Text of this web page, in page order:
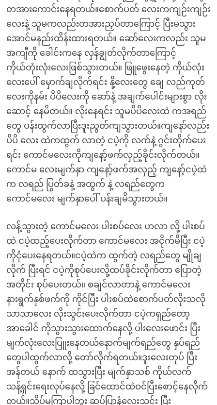
တအားကောင်းနေရတယ်။စောက်ပတ် လေးကကျဉ်းကျဉ်း
လေးနဲ့ သူမကလည်းတအားညှပ်တာကြောင့် ပြီးမသွား
အောင်မနည်းထိန်းထားရတယ်။ ဆော်လေးကလည်း သူမ
အကျီကို ခေါင်းကနေ လှန်ချွတ်လိုက်တာကြောင့်
ကိုယ်တုံးလုံးလေးဖြစ်သွားတယ်။ ဖြူဖွေးနေတဲ့ ကိုယ်လုံး
လေးပေါ် မှောက်ချလိုက်ရင်း နို့လေးတွေ ချေ လည်ကုတ်
လေးကိုနမ်း ပိပိလေးကို ဆော်နဲ့ အချက်ပေါင်းများစွာ လိုး
ဆောင့် နေမိတယ်။ လိုးနေရင်း သူမပိပိလေးထဲ ကအရည်
တွေ ပန်းထွက်လာပြီးဒူးညွတ်ကျသွားတယ်။ကျနော်လည်း
ပိပိ လေး ထဲကထွက် လာတဲ့ ငပဲ့ကို လက်နဲ့ ဂွင်းတိုက်ပေး
ရင်း ကောင်မလေးကိုကျနော့်ဖက်လှည့်ခိုင်းလိုက်တယ်။
ကောင်မ လေးမျက်နှာ ကျနော့်ဖက်အလှည့် ကျနော့်ငပဲ့ထဲ
က လရည် ပြွတ်ခနဲ့ အထွက် နဲ့ လရည်တွေက
ကောင်မလေး မျက်နှာပေါ် ပန်းချမိသွားတယ်။
လန့်သွားတဲ့ ကောင်မလေး ပါးစပ်လေး ဟလာ လို့ ပါးစပ်
ထဲ ငပဲ့ထည့်ပေးလိုက်တာ ကောင်မလေး အငိုက်မိပြီး ငပဲ့
ကိုငုံပေးနေရတယ်။ငပဲ့ထဲက ထွက်တဲ့ လရည်တွေ မျိုချ
လိုက် ပြီးရင် ငပဲ့ကိုစုပ်ပေးလို့ထပ်ခိုင်းလိုက်တာ ပြောတဲ့
အတိုင်း စုပ်ပေးတယ်။ စချင်လာတာနဲ့ ကောင်မလေး
နားရွက်နှစ်ဖက်ကို ကိုင်ပြီး ပါးစပ်ထဲစောက်ပတ်လိုးသလို
သာသာလေး လိုးသွင်းပေးလိုက်တာ ငပဲ့ကရှည်တော့
အာခေါင် ကိုသွားသွားထောက်နေလို့ ပါးလေးဖောင်း ပြီး
မျက်လုံးလေးပြူးနေတယ်နောက်မျက်ရည်တွေ နှပ်ရည်
တွေပါထွက်လာလို့ တော်လိုက်ရတယ်။ဒူးလေးတုပ် ပြီး
အန်တယ် နောက် ထသွားပြီး မျက်နှာသစ် ကိုယ်လက်
သန့်ရှင်းရေးလုပ်နေလို့ ခြင်ထောင်ထဲဝင်ပြီးစောင့်နေလိုက်
တယ်။သိပ်မကြာပါဘူး ဆပ်ပြာနံ့လေးသင်း ပြီး